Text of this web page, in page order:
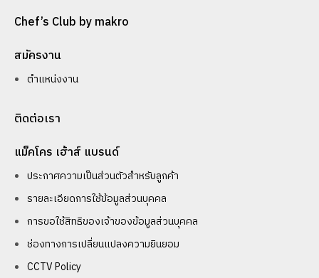
Chef’s Club by makro
สมัครงาน
ตำแหน่งงาน
ติดต่อเรา
แม็คโคร เฮ้าส์ แบรนด์
ประกาศความเป็นส่วนตัวสำหรับลูกค้า
รายละเอียดการใช้ข้อมูลส่วนบุคคล
การขอใช้สิทธิของเจ้าของข้อมูลส่วนบุคคล
ช่องทางการเปลี่ยนแปลงความยินยอม
CCTV Policy